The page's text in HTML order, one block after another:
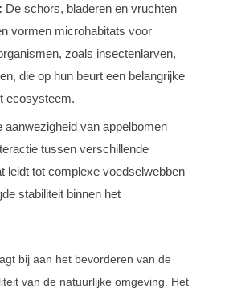
De schors, bladeren en vruchten
vormen microhabitats voor
zoals insectenlarven,
die op hun beurt een belangrijke
ecosysteem.
aanwezigheid van appelbomen
tussen verschillende
leidt tot complexe voedselwebben
stabiliteit binnen het
bij aan het bevorderen van de
van de natuurlijke omgeving. Het